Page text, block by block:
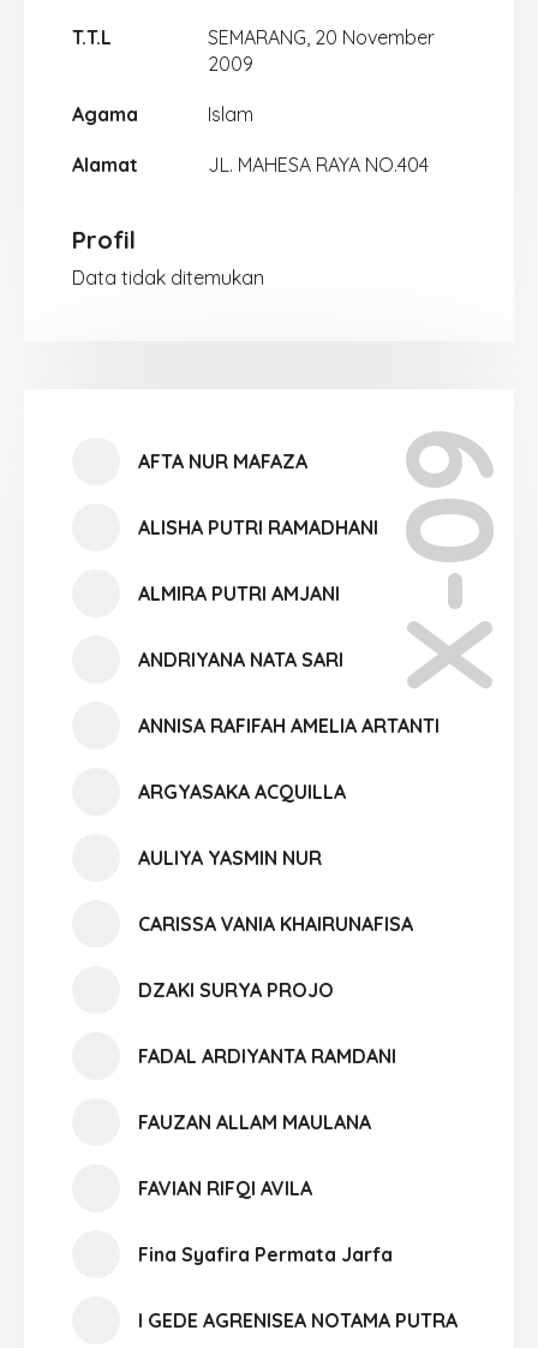
T.T.L
SEMARANG, 20 November
2009
Agama Islam
Alamat JL. MAHESA RAYA NO.404
Profil
Data tidak ditemukan
X-09
AFTA NUR MAFAZA
ALISHA PUTRI RAMADHANI
ALMIRA PUTRI AMJANI
ANDRIYANA NATA SARI
ANNISA RAFIFAH AMELIA ARTANTI
ARGYASAKA ACQUILLA
AULIYA YASMIN NUR
CARISSA VANIA KHAIRUNAFISA
DZAKI SURYA PROJO
FADAL ARDIYANTA RAMDANI
FAUZAN ALLAM MAULANA
FAVIAN RIFQI AVILA
Fina Syafira Permata Jarfa
I GEDE AGRENISEA NOTAMA PUTRA